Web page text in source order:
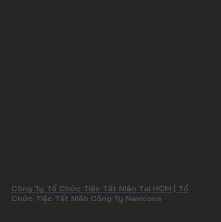
Công Ty Tổ Chức Tiệc Tất Niên Tại HCM | Tổ
Chức Tiệc Tất Niên Công Ty Navicons